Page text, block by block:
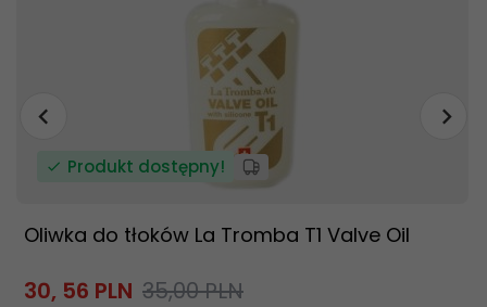
Produkt dostępny!
Oliwka do tłoków La Tromba T1 Valve Oil
30, 56 PLN 35,00 PLN